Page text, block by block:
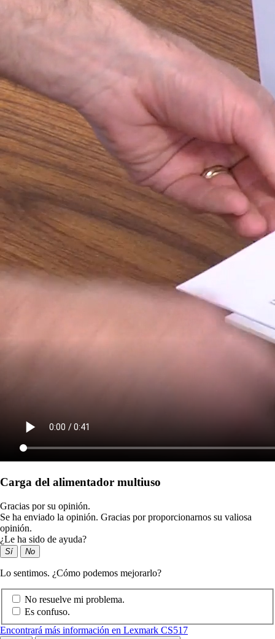
Carga del alimentador multiuso
Gracias por su opinión.
Se ha enviado la opinión. Gracias por proporcionarnos su valiosa
opinión.
¿Le ha sido de ayuda?
Sí No
Lo sentimos. ¿Cómo podemos mejorarlo?
No resuelve mi problema.
Es confuso.
Encontrará más información en Lexmark CS517